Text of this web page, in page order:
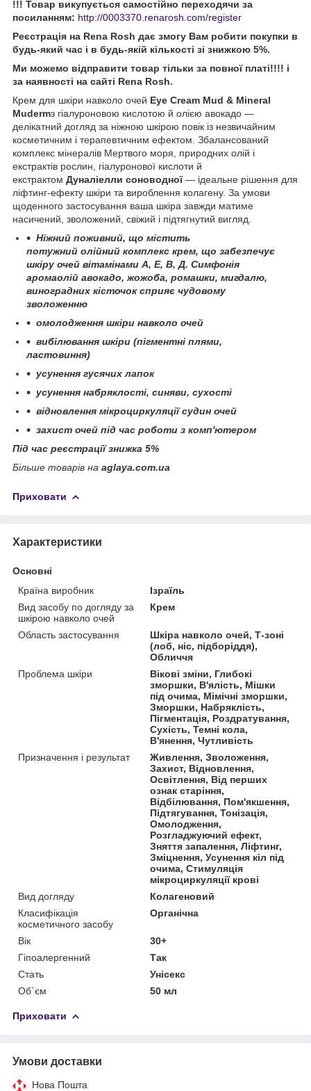
!!! Товар викупується самостійно переходячи за
посиланням: http://0003370.renarosh.com/register
Реєстрація на Rena Rosh дає змогу Вам робити покупки в
будь-який час і в будь-якій кількості зі знижкою 5%.
Ми можемо відправити товар тільки за повної платі!!!! і
за наявності на сайті Rena Rosh.
Крем для шкіри навколо очей Eye Cream Mud & Mineral
Mudermз гіалуроновою кислотою й олією авокадо —
делікатний догляд за ніжною шкірою повік із незвичайним
косметичним і терапевтичним ефектом. Збалансований
комплекс мінералів Мертвого моря, природних олій і
екстрактів рослин, гіалуронової кислоти й
екстрактом Дуналіелли соноводної— ідеальне рішення для
ліфтинг-ефекту шкіри та вироблення колагену. За умови
щоденного застосування ваша шкіра завжди матиме
насичений, зволожений, свіжий і підтягнутий вигляд.
Ніжний поживний, що містить
потужний олійний комплекс крем, що забезпечує
шкіру очей вітамінами А, Е, В, Д. Симфонія
аромаолій авокадо, жожоба, ромашки, мигдалю,
виноградних кісточок сприяє чудовому
зволоженню
омолодження шкіри навколо очей
вибілювання шкіри (пігментні плями,
ластовиння)
усунення гусячих лапок
усунення набряклості, синяви, сухості
відновлення мікроциркуляції судин очей
захист очей під час роботи з комп'ютером
Під час реєстрації знижка 5%
Більше товарів на aglaya.com.ua
Приховати
Характеристики
Основні
Країна виробник
Ізраїль
Вид засобу по догляду за
шкірою навколо очей
Крем
Область застосування
Шкіра навколо очей, Т-зоні
(лоб, ніс, підборіддя),
Обличчя
Проблема шкіри
Вікові зміни, Глибокі
зморшки, В'ялість, Мішки
під очима, Мімічні зморшки,
Зморшки, Набряклість,
Пігментація, Роздратування,
Сухість, Темні кола,
В'янення, Чутливість
Призначення і результат
Живлення, Зволоження,
Захист, Відновлення,
Освітлення, Від перших
ознак старіння,
Відбілювання, Пом'якшення,
Підтягування, Тонізація,
Омолодження,
Розгладжуючий ефект,
Зняття запалення, Ліфтинг,
Зміцнення, Усунення кіл під
очима, Стимуляція
мікроциркуляції крові
Вид догляду
Колагеновий
Класифікація
косметичного засобу
Органічна
Вік
30+
Гіпоалергенний
Так
Стать
Унісекс
Об`єм
50 мл
Приховати
Умови доставки
Нова Пошта